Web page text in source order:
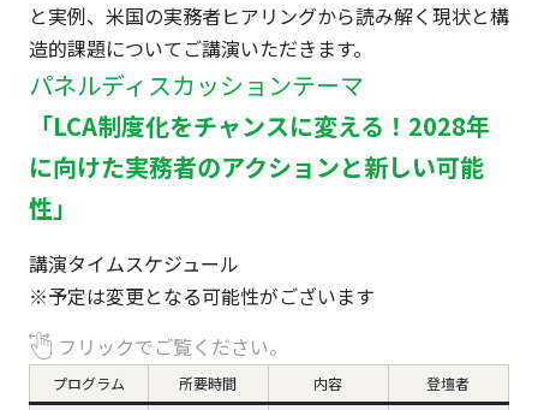
と実例、米国の実務者ヒアリングから読み解く現状と構
造的課題についてご講演いただきます。
パネルディスカッションテーマ
「LCA制度化をチャンスに変える！2028年
に向けた実務者のアクションと新しい可能
性」
講演タイムスケジュール
※予定は変更となる可能性がございます
フリックでご覧ください。
プログラム 所要時間 内容 登壇者